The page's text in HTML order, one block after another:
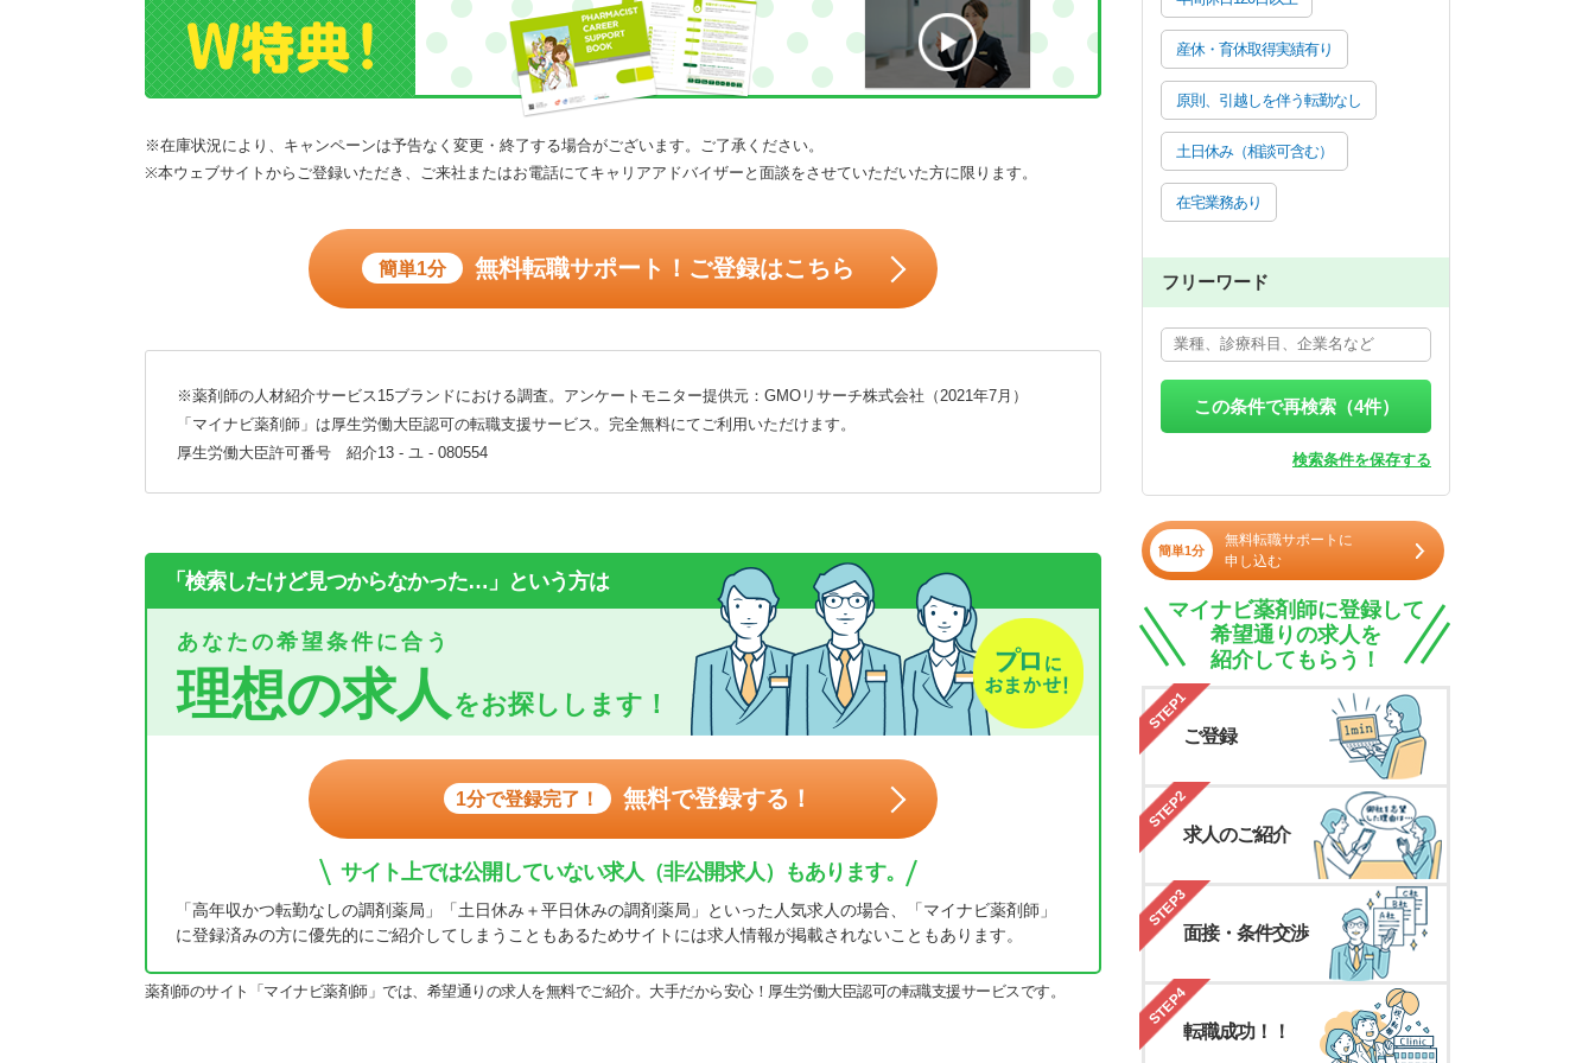
※在庫状況により、キャンペーンは予告なく変更・終了する場合がございます。ご了承ください。
※本ウェブサイトからご登録いただき、ご来社またはお電話にてキャリアアドバイザーと面談をさせていただいた方に限ります。
簡単1分 無料転職サポート！ご登録はこちら
※薬剤師の人材紹介サービス15ブランドにおける調査。アンケートモニター提供元：GMOリサーチ株式会社（2021年7月）
「マイナビ薬剤師」は厚生労働大臣認可の転職支援サービス。完全無料にてご利用いただけます。
厚生労働大臣許可番号 紹介13 - ユ - 080554
「検索したけど見つからなかった…」という方は
あなたの希望条件に合う
理想の求人をお探しします！
1分で登録完了！ 無料で登録する！
サイト上では公開していない求人（非公開求人）もあります。
「高年収かつ転勤なしの調剤薬局」「土日休み＋平日休みの調剤薬局」といった人気求人の場合、「マイナビ薬剤師」
に登録済みの方に優先的にご紹介してしまうこともあるためサイトには求人情報が掲載されないこともあります。
薬剤師のサイト「マイナビ薬剤師」では、希望通りの求人を無料でご紹介。大手だから安心！厚生労働大臣認可の転職支援サービスです。
産休・育休取得実績有り
原則、引越しを伴う転勤なし
土日休み（相談可含む）
在宅業務あり
フリーワード
この条件で再検索（4件）
検索条件を保存する
簡単1分
無料転職サポートに
申し込む
マイナビ薬剤師に登録して
希望通りの求人を
紹介してもらう！
STEP1
ご登録
STEP2
求人のご紹介
STEP3
面接・条件交渉
STEP4
転職成功！！